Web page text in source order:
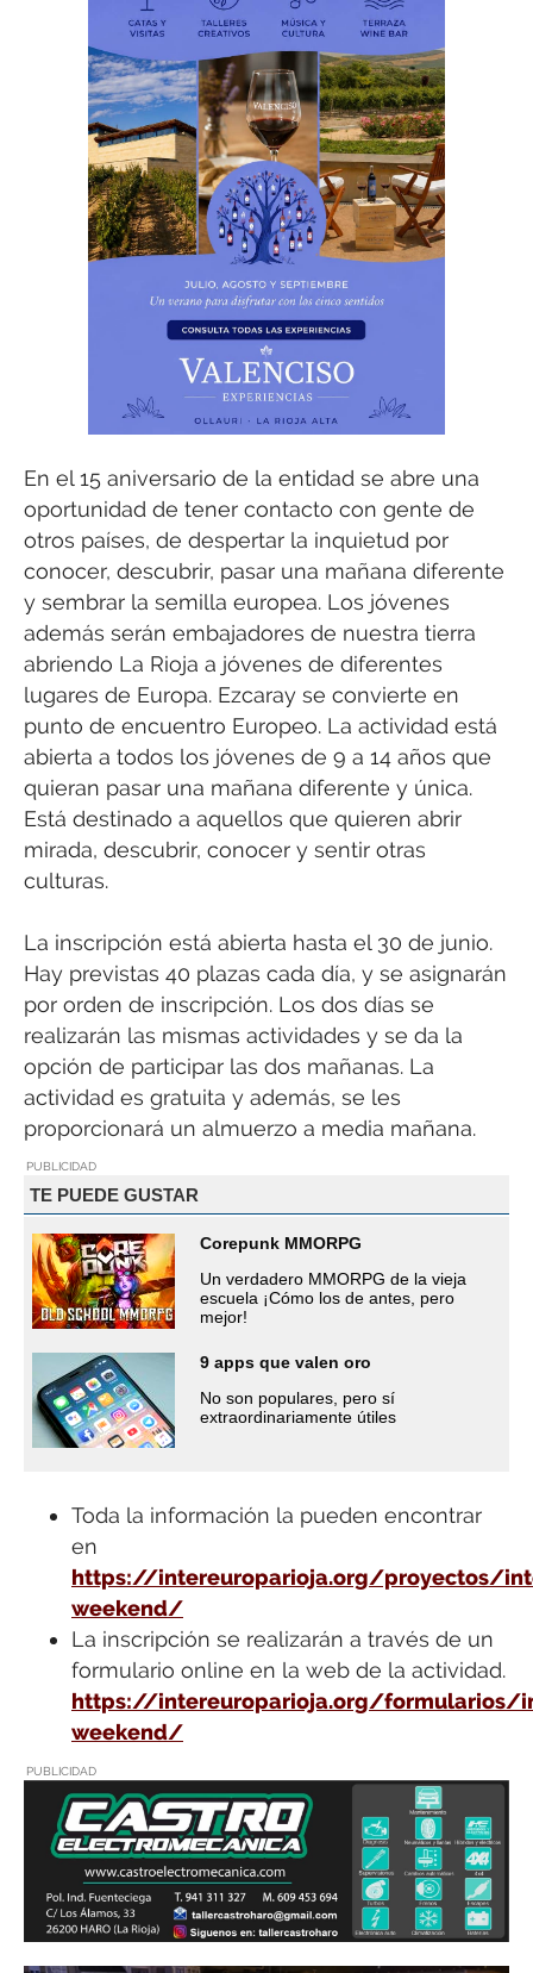
En el 15 aniversario de la entidad se abre una
oportunidad de tener contacto con gente de
otros países, de despertar la inquietud por
conocer, descubrir, pasar una mañana diferente
y sembrar la semilla europea. Los jóvenes
además serán embajadores de nuestra tierra
abriendo La Rioja a jóvenes de diferentes
lugares de Europa. Ezcaray se convierte en
punto de encuentro Europeo. La actividad está
abierta a todos los jóvenes de 9 a 14 años que
quieran pasar una mañana diferente y única.
Está destinado a aquellos que quieren abrir
mirada, descubrir, conocer y sentir otras
culturas.
La inscripción está abierta hasta el 30 de junio.
Hay previstas 40 plazas cada día, y se asignarán
por orden de inscripción. Los dos días se
realizarán las mismas actividades y se da la
opción de participar las dos mañanas. La
actividad es gratuita y además, se les
proporcionará un almuerzo a media mañana.
PUBLICIDAD
TE PUEDE GUSTAR
Corepunk MMORPG
Un verdadero MMORPG de la vieja
escuela ¡Cómo los de antes, pero
mejor!
9 apps que valen oro
No son populares, pero sí
extraordinariamente útiles
Toda la información la pueden encontrar
en
https://intereuroparioja.org/proyectos/
weekend/
La inscripción se realizarán a través de un
formulario online en la web de la actividad.
https://intereuroparioja.org/formularios/
weekend/
PUBLICIDAD